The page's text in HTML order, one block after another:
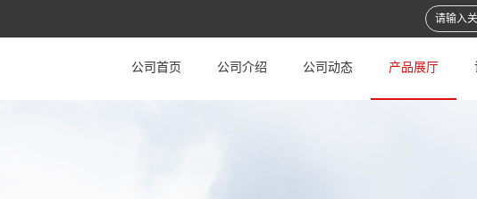
公司首页 公司介绍 公司动态 产品展厅